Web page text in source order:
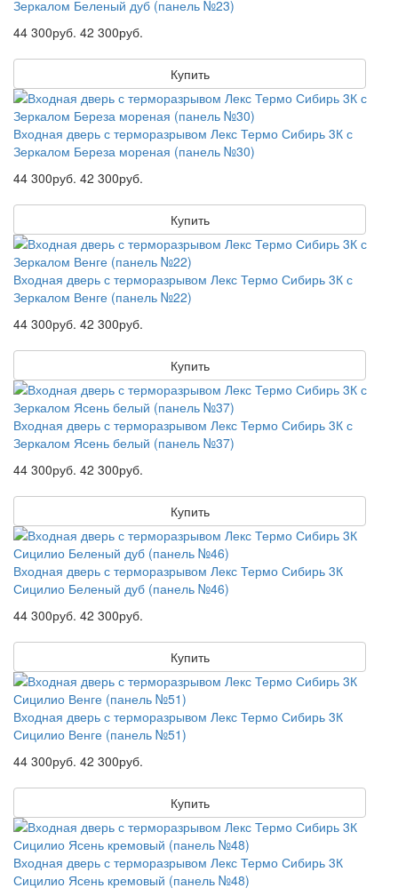
Зеркалом Беленый дуб (панель №23)
44 300руб. 42 300руб.
Купить
Входная дверь с терморазрывом Лекс Термо Сибирь 3К с
Зеркалом Береза мореная (панель №30)
44 300руб. 42 300руб.
Купить
Входная дверь с терморазрывом Лекс Термо Сибирь 3К с
Зеркалом Венге (панель №22)
44 300руб. 42 300руб.
Купить
Входная дверь с терморазрывом Лекс Термо Сибирь 3К с
Зеркалом Ясень белый (панель №37)
44 300руб. 42 300руб.
Купить
Входная дверь с терморазрывом Лекс Термо Сибирь 3К
Сицилио Беленый дуб (панель №46)
44 300руб. 42 300руб.
Купить
Входная дверь с терморазрывом Лекс Термо Сибирь 3К
Сицилио Венге (панель №51)
44 300руб. 42 300руб.
Купить
Входная дверь с терморазрывом Лекс Термо Сибирь 3К
Сицилио Ясень кремовый (панель №48)